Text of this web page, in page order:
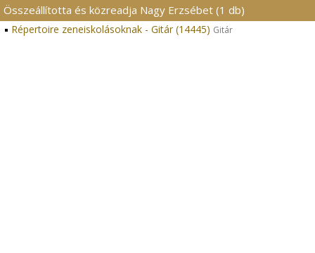
Összeállította és közreadja Nagy Erzsébet (1 db)
Répertoire zeneiskolásoknak - Gitár (14445) Gitár